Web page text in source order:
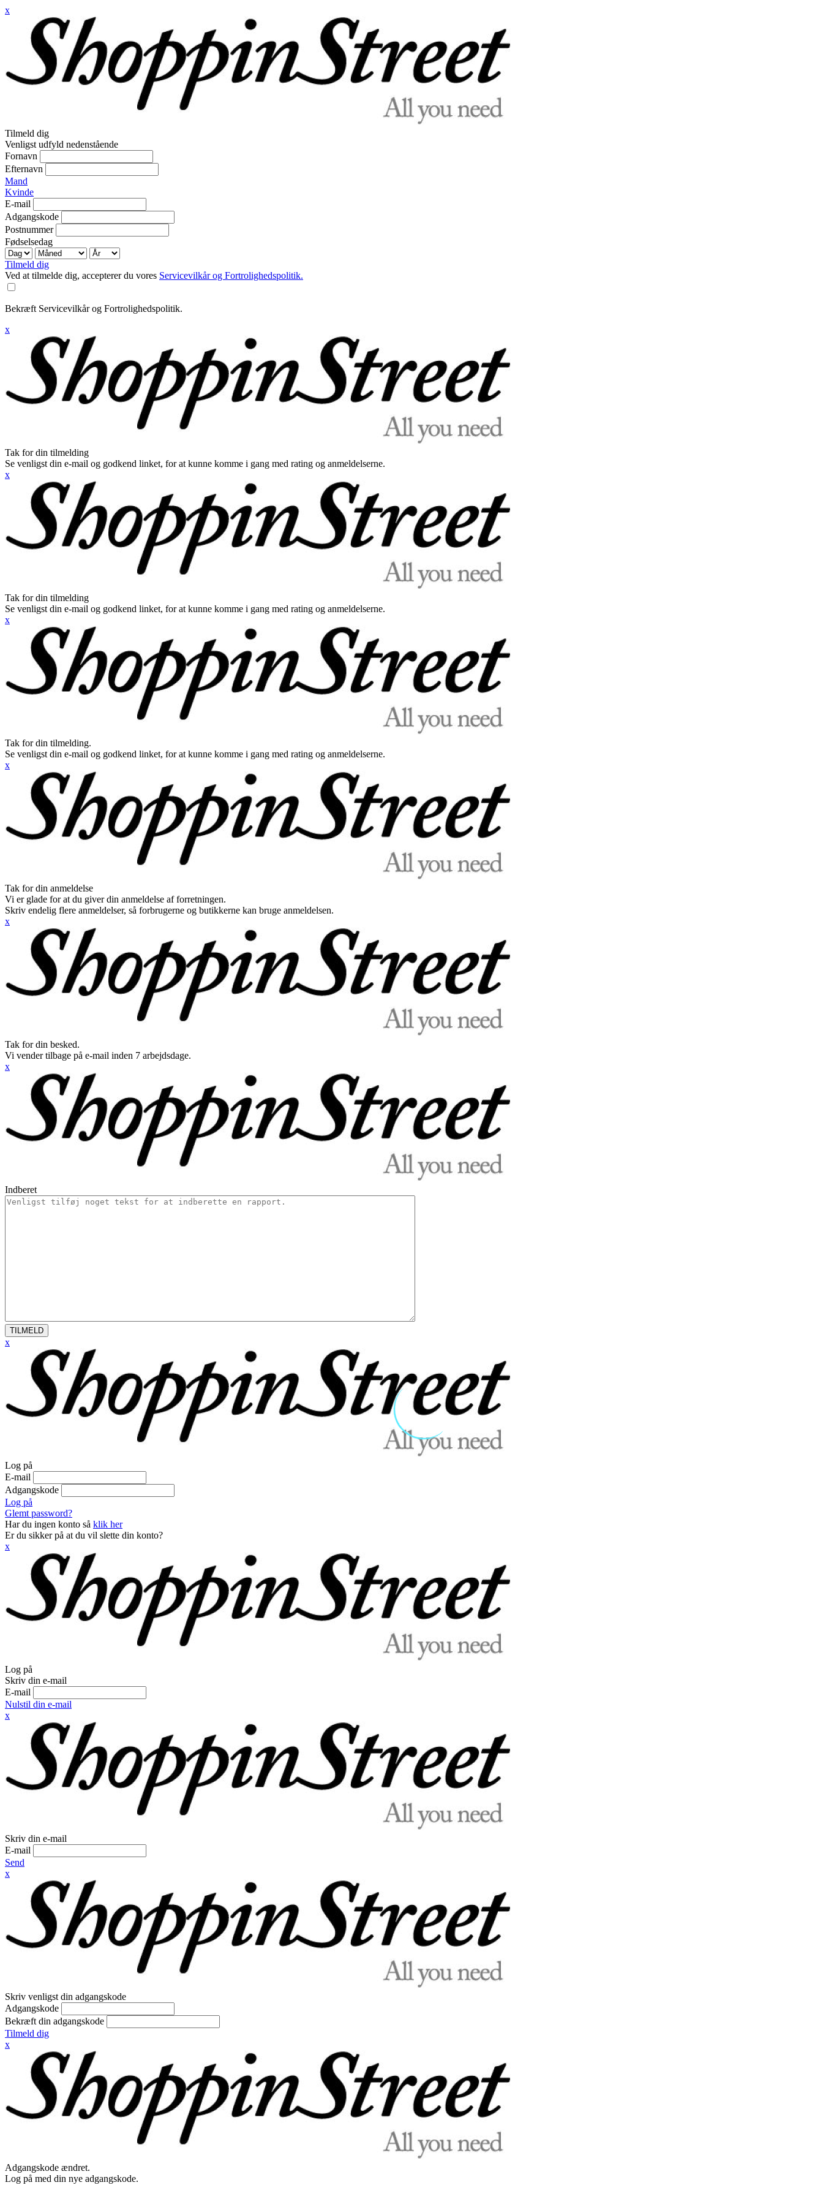
x
Tilmeld dig
Venligst udfyld nedenstående
Fornavn
Efternavn
Mand
Kvinde
E-mail
Adgangskode
Postnummer
Fødselsedag
Tilmeld dig
Ved at tilmelde dig, accepterer du vores Servicevilkår og Fortrolighedspolitik.
Bekræft Servicevilkår og Fortrolighedspolitik.
x
Tak for din tilmelding
Se venligst din e-mail og godkend linket, for at kunne komme i gang med rating og anmeldelserne.
x
Tak for din tilmelding
Se venligst din e-mail og godkend linket, for at kunne komme i gang med rating og anmeldelserne.
x
Tak for din tilmelding.
Se venligst din e-mail og godkend linket, for at kunne komme i gang med rating og anmeldelserne.
x
Tak for din anmeldelse
Vi er glade for at du giver din anmeldelse af forretningen.
Skriv endelig flere anmeldelser, så forbrugerne og butikkerne kan bruge anmeldelsen.
x
Tak for din besked.
Vi vender tilbage på e-mail inden 7 arbejdsdage.
x
Indberet
TILMELD
x
Log på
E-mail
Adgangskode
Log på
Glemt password?
Har du ingen konto så klik her
Er du sikker på at du vil slette din konto?
x
Log på
Skriv din e-mail
E-mail
Nulstil din e-mail
x
Skriv din e-mail
E-mail
Send
x
Skriv venligst din adgangskode
Adgangskode
Bekræft din adgangskode
Tilmeld dig
x
Adgangskode ændret.
Log på med din nye adgangskode.